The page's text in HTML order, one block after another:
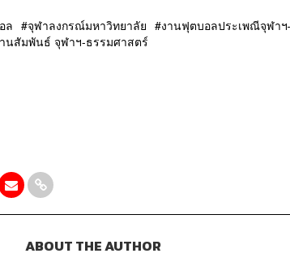
ล จุฬาลงกรณ์มหาวิทยาลัย งานฟุตบอลประเพณีจุฬา
นสัมพันธ์ จุฬาฯ-ธรรมศาสตร์
ABOUT THE AUTHOR